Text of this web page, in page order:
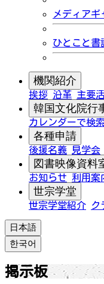
メディアギ
ひとこと書
機関紹介
挨拶 沿革 主要
韓国文化院行
カレンダーで検索
各種申請
後援名義 見学会
図書映像資料
お知らせ 利用案
世宗学堂
世宗学堂紹介 ク
日本語
한국어
掲示板